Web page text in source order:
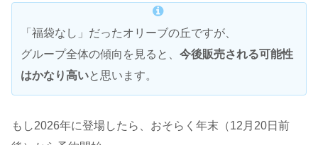
「福袋なし」だったオリーブの丘ですが、
グループ全体の傾向を見ると、 今後販売される可能性
はかなり高いと思います。
もし2026年に登場したら、おそらく年末（12月20日前